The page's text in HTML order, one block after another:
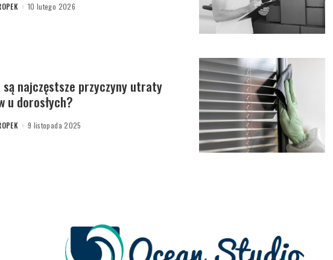
10 lutego 2026
są najczęstsze przyczyny utraty
u dorosłych?
9 listopada 2025